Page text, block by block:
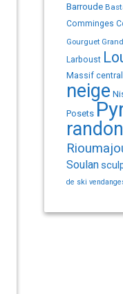
Barroude
Comminges
Gourguet
Larboust
Massif central
neige
Posets
Soulan
de ski